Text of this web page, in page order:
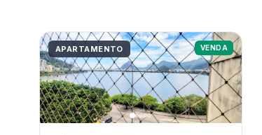
APARTAMENTO VENDA